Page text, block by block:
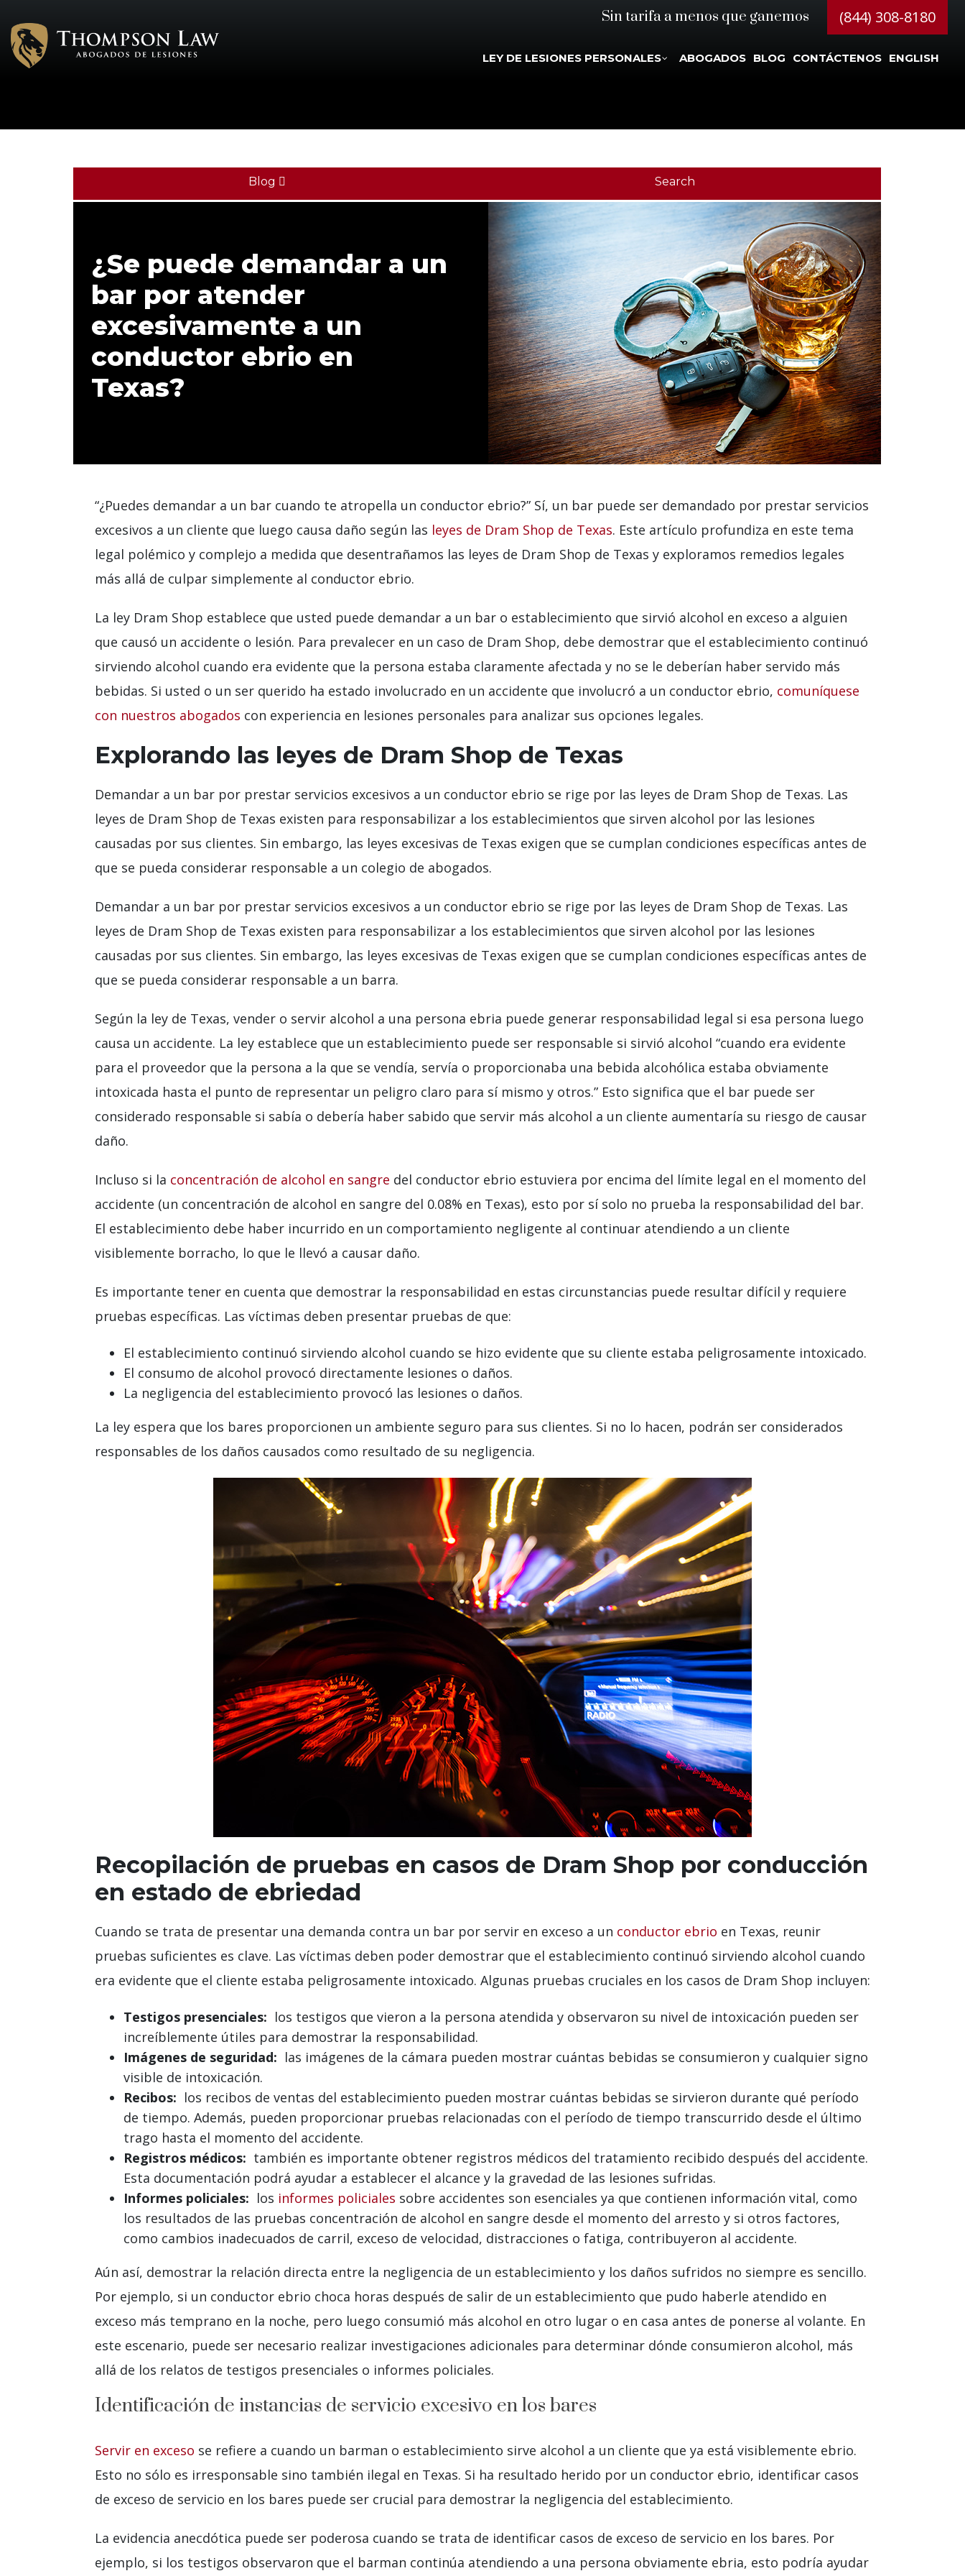
Sin tarifa a menos que ganemos (844) 308-8180
LEY DE LESIONES PERSONALES ABOGADOS BLOG CONTÁCTENOS ENGLISH
Blog Search
¿Se puede demandar a un
bar por atender
excesivamente a un
conductor ebrio en
Texas?
“¿Puedes demandar a un bar cuando te atropella un conductor ebrio?” Sí, un bar puede ser demandado por prestar servicios
excesivos a un cliente que luego causa daño según las leyes de Dram Shop de Texas. Este artículo profundiza en este tema
legal polémico y complejo a medida que desentrañamos las leyes de Dram Shop de Texas y exploramos remedios legales
más allá de culpar simplemente al conductor ebrio.
La ley Dram Shop establece que usted puede demandar a un bar o establecimiento que sirvió alcohol en exceso a alguien
que causó un accidente o lesión. Para prevalecer en un caso de Dram Shop, debe demostrar que el establecimiento continuó
sirviendo alcohol cuando era evidente que la persona estaba claramente afectada y no se le deberían haber servido más
bebidas. Si usted o un ser querido ha estado involucrado en un accidente que involucró a un conductor ebrio, comuníquese
con nuestros abogados con experiencia en lesiones personales para analizar sus opciones legales.
Explorando las leyes de Dram Shop de Texas
Demandar a un bar por prestar servicios excesivos a un conductor ebrio se rige por las leyes de Dram Shop de Texas. Las
leyes de Dram Shop de Texas existen para responsabilizar a los establecimientos que sirven alcohol por las lesiones
causadas por sus clientes. Sin embargo, las leyes excesivas de Texas exigen que se cumplan condiciones específicas antes de
que se pueda considerar responsable a un colegio de abogados.
Demandar a un bar por prestar servicios excesivos a un conductor ebrio se rige por las leyes de Dram Shop de Texas. Las
leyes de Dram Shop de Texas existen para responsabilizar a los establecimientos que sirven alcohol por las lesiones
causadas por sus clientes. Sin embargo, las leyes excesivas de Texas exigen que se cumplan condiciones específicas antes de
que se pueda considerar responsable a un barra.
Según la ley de Texas, vender o servir alcohol a una persona ebria puede generar responsabilidad legal si esa persona luego
causa un accidente. La ley establece que un establecimiento puede ser responsable si sirvió alcohol “cuando era evidente
para el proveedor que la persona a la que se vendía, servía o proporcionaba una bebida alcohólica estaba obviamente
intoxicada hasta el punto de representar un peligro claro para sí mismo y otros.” Esto significa que el bar puede ser
considerado responsable si sabía o debería haber sabido que servir más alcohol a un cliente aumentaría su riesgo de causar
daño.
Incluso si la concentración de alcohol en sangre del conductor ebrio estuviera por encima del límite legal en el momento del
accidente (un concentración de alcohol en sangre del 0.08% en Texas), esto por sí solo no prueba la responsabilidad del bar.
El establecimiento debe haber incurrido en un comportamiento negligente al continuar atendiendo a un cliente
visiblemente borracho, lo que le llevó a causar daño.
Es importante tener en cuenta que demostrar la responsabilidad en estas circunstancias puede resultar difícil y requiere
pruebas específicas. Las víctimas deben presentar pruebas de que:
El establecimiento continuó sirviendo alcohol cuando se hizo evidente que su cliente estaba peligrosamente intoxicado.
El consumo de alcohol provocó directamente lesiones o daños.
La negligencia del establecimiento provocó las lesiones o daños.
La ley espera que los bares proporcionen un ambiente seguro para sus clientes. Si no lo hacen, podrán ser considerados
responsables de los daños causados como resultado de su negligencia.
Recopilación de pruebas en casos de Dram Shop por conducción
en estado de ebriedad
Cuando se trata de presentar una demanda contra un bar por servir en exceso a un conductor ebrio en Texas, reunir
pruebas suficientes es clave. Las víctimas deben poder demostrar que el establecimiento continuó sirviendo alcohol cuando
era evidente que el cliente estaba peligrosamente intoxicado. Algunas pruebas cruciales en los casos de Dram Shop incluyen:
Testigos presenciales: los testigos que vieron a la persona atendida y observaron su nivel de intoxicación pueden ser
increíblemente útiles para demostrar la responsabilidad.
Imágenes de seguridad: las imágenes de la cámara pueden mostrar cuántas bebidas se consumieron y cualquier signo
visible de intoxicación.
Recibos: los recibos de ventas del establecimiento pueden mostrar cuántas bebidas se sirvieron durante qué período
de tiempo. Además, pueden proporcionar pruebas relacionadas con el período de tiempo transcurrido desde el último
trago hasta el momento del accidente.
Registros médicos: también es importante obtener registros médicos del tratamiento recibido después del accidente.
Esta documentación podrá ayudar a establecer el alcance y la gravedad de las lesiones sufridas.
Informes policiales: los informes policiales sobre accidentes son esenciales ya que contienen información vital, como
los resultados de las pruebas concentración de alcohol en sangre desde el momento del arresto y si otros factores,
como cambios inadecuados de carril, exceso de velocidad, distracciones o fatiga, contribuyeron al accidente.
Aún así, demostrar la relación directa entre la negligencia de un establecimiento y los daños sufridos no siempre es sencillo.
Por ejemplo, si un conductor ebrio choca horas después de salir de un establecimiento que pudo haberle atendido en
exceso más temprano en la noche, pero luego consumió más alcohol en otro lugar o en casa antes de ponerse al volante. En
este escenario, puede ser necesario realizar investigaciones adicionales para determinar dónde consumieron alcohol, más
allá de los relatos de testigos presenciales o informes policiales.
Identificación de instancias de servicio excesivo en los bares
Servir en exceso se refiere a cuando un barman o establecimiento sirve alcohol a un cliente que ya está visiblemente ebrio.
Esto no sólo es irresponsable sino también ilegal en Texas. Si ha resultado herido por un conductor ebrio, identificar casos
de exceso de servicio en los bares puede ser crucial para demostrar la negligencia del establecimiento.
La evidencia anecdótica puede ser poderosa cuando se trata de identificar casos de exceso de servicio en los bares. Por
ejemplo, si los testigos observaron que el barman continúa atendiendo a una persona obviamente ebria, esto podría ayudar